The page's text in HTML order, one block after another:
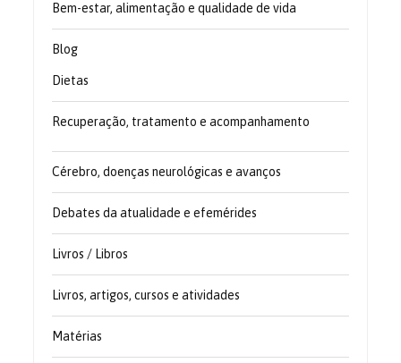
Bem-estar, alimentação e qualidade de vida
Blog
Dietas
Recuperação, tratamento e acompanhamento
Cérebro, doenças neurológicas e avanços
Debates da atualidade e efemérides
Livros / Libros
Livros, artigos, cursos e atividades
Matérias